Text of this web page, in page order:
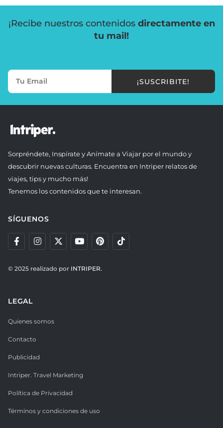
¡Recibe nuestros contenidos directamente en
tu mail!
¡SUSCRIBITE!
Sorpréndete, Inspírate y Anímate a Viajar por el mundo y
descubrir nuevas culturas. Encuentra en Intriper relatos de
viajes, tips y mucho más!
Tenemos los contenidos que te interesan.
SÍGUENOS
© 2025 realizado por INTRIPER.
LEGAL
Quienes somos
Contacto
Publicidad
Intriper. Travel Marketing
Política de Privacidad
Términos y condiciones de uso